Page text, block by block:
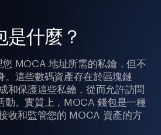
什麼？
MOCA 地址所需的私鑰，但不
這些數碼資產存在於區塊鏈
和保護這些私鑰，從而允許訪問
動。實質上，MOCA 錢包是一種
收和監管您的 MOCA 資產的方